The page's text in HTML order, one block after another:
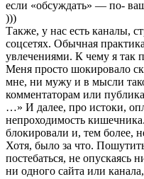
если «обсуждать» — по-
)))
Также, у нас есть каналы,
соцсетях. Обычная
увлечениями. К чему я так
Меня просто шокировало
мне, ни мужу и в мысли
комментаторам или
…» И далее, про истоки,
непроходимость
блокировали и, тем более,
Хотя, было за что.
постебаться, не опускаясь
ни одного сайта или